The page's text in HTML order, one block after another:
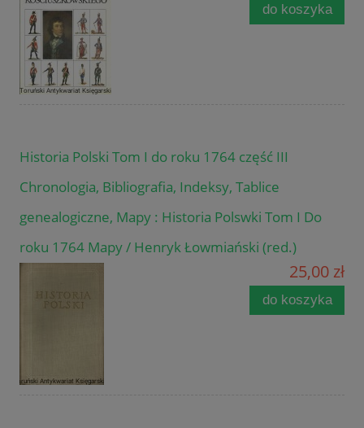
do koszyka
Historia Polski Tom I do roku 1764 część III
Chronologia, Bibliografia, Indeksy, Tablice
genealogiczne, Mapy : Historia Polswki Tom I Do
roku 1764 Mapy / Henryk Łowmiański (red.)
25,00 zł
do koszyka